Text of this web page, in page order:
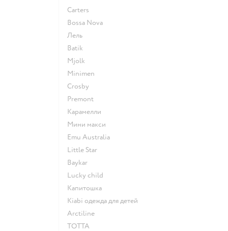
Сarters
Bossa Nova
Лель
Batik
Mjolk
Minimen
Crosby
Premont
Карамелли
Мини макси
Emu Australia
Little Star
Baykar
Lucky child
Капитошка
Kiabi одежда для детей
Arctiline
ТОТТА